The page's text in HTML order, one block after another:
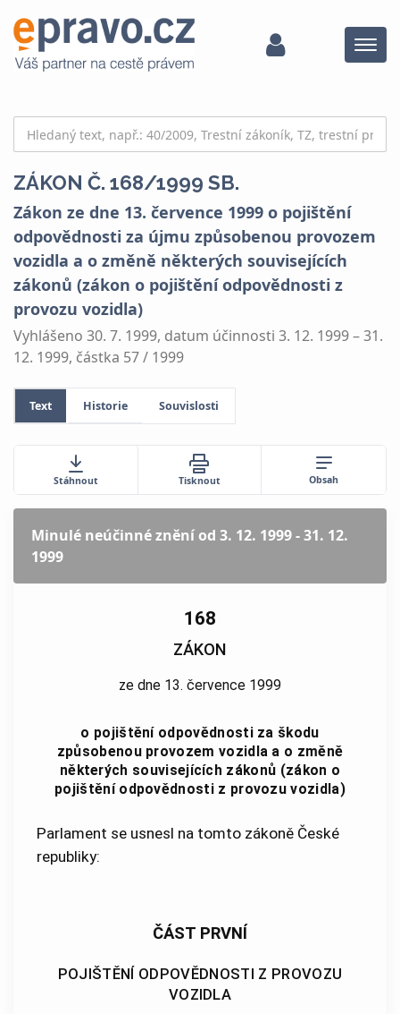
Menu
ZÁKON Č. 168/1999 SB.
Zákon ze dne 13. července 1999 o pojištění
odpovědnosti za újmu způsobenou provozem
vozidla a o změně některých souvisejících
zákonů (zákon o pojištění odpovědnosti z
provozu vozidla)
Vyhlášeno 30. 7. 1999, datum účinnosti 3. 12. 1999 – 31.
12. 1999, částka 57 / 1999
Text Historie Souvislosti
Stáhnout Tisknout Obsah
Minulé neúčinné zněníod 3. 12. 1999 - 31. 12.
1999
168
ZÁKON
ze dne 13. července 1999
o pojištění odpovědnosti za škodu
způsobenou provozem vozidla a o změně
některých souvisejících zákonů (zákon o
pojištění odpovědnosti z provozu vozidla)
Parlament se usnesl na tomto zákoně České
republiky:
ČÁST PRVNÍ
POJIŠTĚNÍ ODPOVĚDNOSTI Z PROVOZU
VOZIDLA